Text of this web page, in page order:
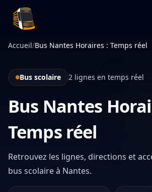
Infotan
Accueil/Bus Nantes Horaires : Temps réel
Bus scolaire 2 lignes en temps réel
Bus Nantes
Temps réel
Retrouvez les lignes, directions et
bus scolaire à Nantes.